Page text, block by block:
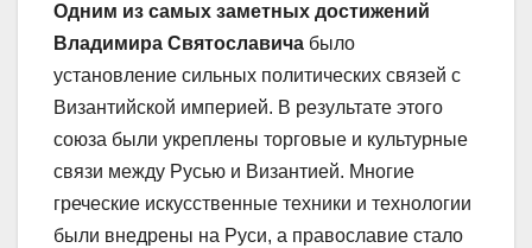
Одним из самых заметных достижений
Владимира Святославича было
установление сильных политических связей с
Византийской империей. В результате этого
союза были укреплены торговые и культурные
связи между Русью и Византией. Многие
греческие искусственные техники и технологии
были внедрены на Руси, а православие стало